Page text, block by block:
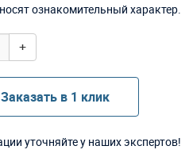
ознакомительный характер.
+
Заказать в 1 клик
уточняйте у наших экспертов!